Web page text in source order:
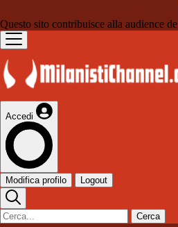
Questo sito contribuisce alla audience de
Accedi
Modifica profilo Logout
Cerca